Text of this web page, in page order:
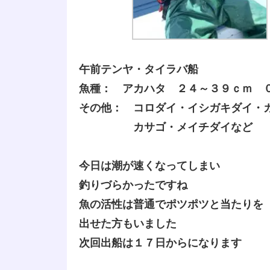
午前テンヤ・タイラバ船
魚種： アカハタ ２４～３９ｃｍ
その他： コロダイ・イシガキダイ・
カサゴ・メイチダイなど
今日は潮が速くなってしまい
釣りづらかったですね
魚の活性は普通でポツポツと当たりを
出せた方もいました
次回出船は１７日からになります